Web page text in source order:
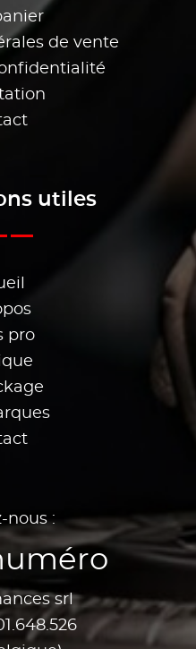
de vente
utiles
pro
nous :
srl